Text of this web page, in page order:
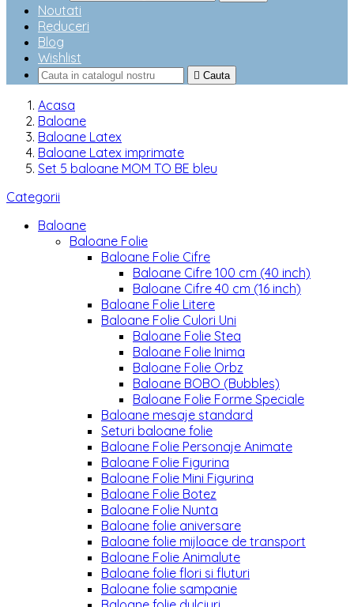
Noutati
Reduceri
Blog
Wishlist
 Cauta
Acasa
Baloane
Baloane Latex
Baloane Latex imprimate
Set 5 baloane MOM TO BE bleu
Categorii
Baloane
Baloane Folie
Baloane Folie Cifre
Baloane Cifre 100 cm (40 inch)
Baloane Cifre 40 cm (16 inch)
Baloane Folie Litere
Baloane Folie Culori Uni
Baloane Folie Stea
Baloane Folie Inima
Baloane Folie Orbz
Baloane BOBO (Bubbles)
Baloane Folie Forme Speciale
Baloane mesaje standard
Seturi baloane folie
Baloane Folie Personaje Animate
Baloane Folie Figurina
Baloane Folie Mini Figurina
Baloane Folie Botez
Baloane Folie Nunta
Baloane folie aniversare
Baloane folie mijloace de transport
Baloane Folie Animalute
Baloane folie flori si fluturi
Baloane folie sampanie